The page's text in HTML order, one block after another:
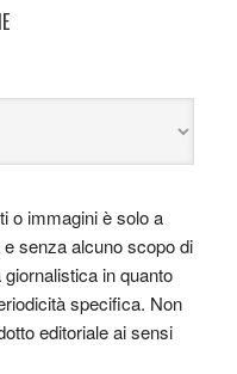
o immagini è solo a
senza alcuno scopo di
in quanto
specifica. Non
editoriale ai sensi